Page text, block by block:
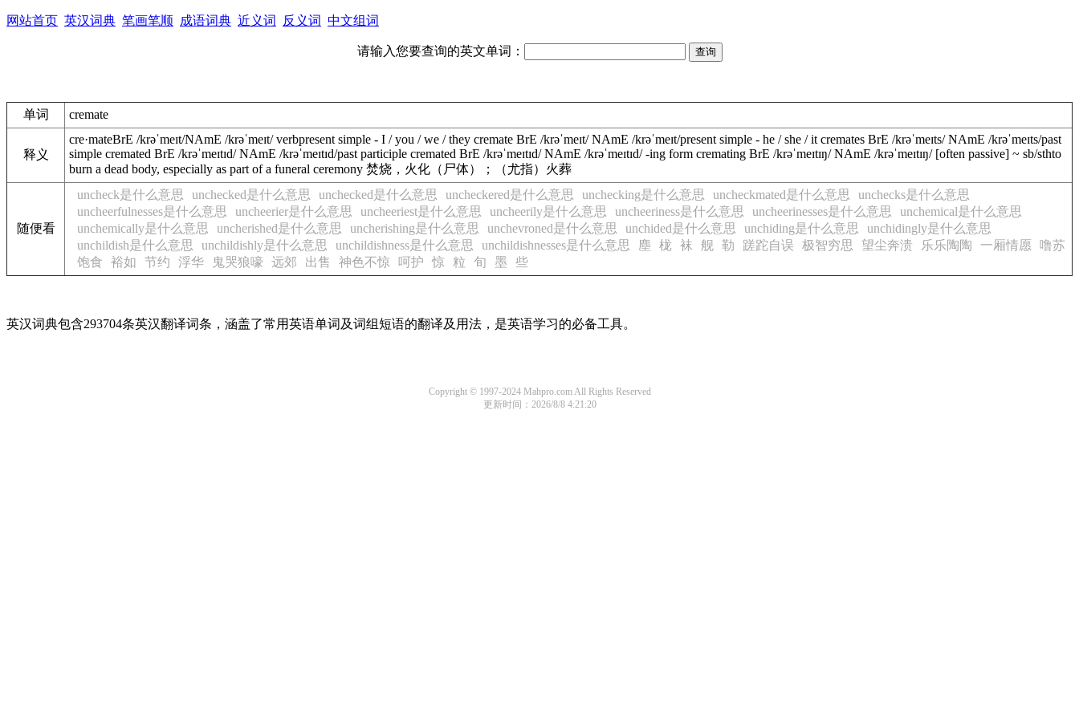
网站首页 英汉词典 笔画笔顺 成语词典 近义词 反义词 中文组词
请输入您要查询的英文单词：
单词 cremate
释义
cre·mateBrE /krəˈmeɪt/NAmE /krəˈmeɪt/ verbpresent simple - I / you / we / they cremate BrE /krəˈmeɪt/ NAmE /krəˈmeɪt/present simple - he / she / it cremates BrE /krəˈmeɪts/ NAmE /krəˈmeɪts/past
simple cremated BrE /krəˈmeɪtɪd/ NAmE /krəˈmeɪtɪd/past participle cremated BrE /krəˈmeɪtɪd/ NAmE /krəˈmeɪtɪd/-ing form cremating BrE /krəˈmeɪtɪŋ/ NAmE /krəˈmeɪtɪŋ/ [often passive] ~ sb/sthto
burn a dead body, especially as part of a funeral ceremony 焚烧，火化（尸体）；（尤指）火葬
随便看
uncheck是什么意思 unchecked是什么意思 unchecked是什么意思 uncheckered是什么意思 unchecking是什么意思 uncheckmated是什么意思
unchecks是什么意思
uncheerfulnesses是什么意思
uncheerier是什么意思 uncheeriest是什么意思 uncheerily是什么意思 uncheeriness是什么意思 uncheerinesses是什么意思
unchemical是什么意思
unchemically是什么意思
uncherished是什么意思 uncherishing是什么意思 unchevroned是什么意思 unchided是什么意思 unchiding是什么意思
unchidingly是什么意思
unchildish是什么意思
unchildishly是什么意思 unchildishness是什么意思 unchildishnesses是什么意思 塵 栊 袜 舰 勒 蹉跎自误 极智穷思 望尘奔溃 乐乐陶陶 一厢情愿
噜苏
饱食
裕如 节约 浮华 鬼哭狼嚎 远郊 出售 神色不惊 呵护 惊 粒 旬 墨 些
英汉词典包含293704条英汉翻译词条，涵盖了常用英语单词及词组短语的翻译及用法，是英语学习的必备工具。
Copyright © 1997-2024 Mahpro.com All Rights Reserved
更新时间：2026/8/8 4:21:20